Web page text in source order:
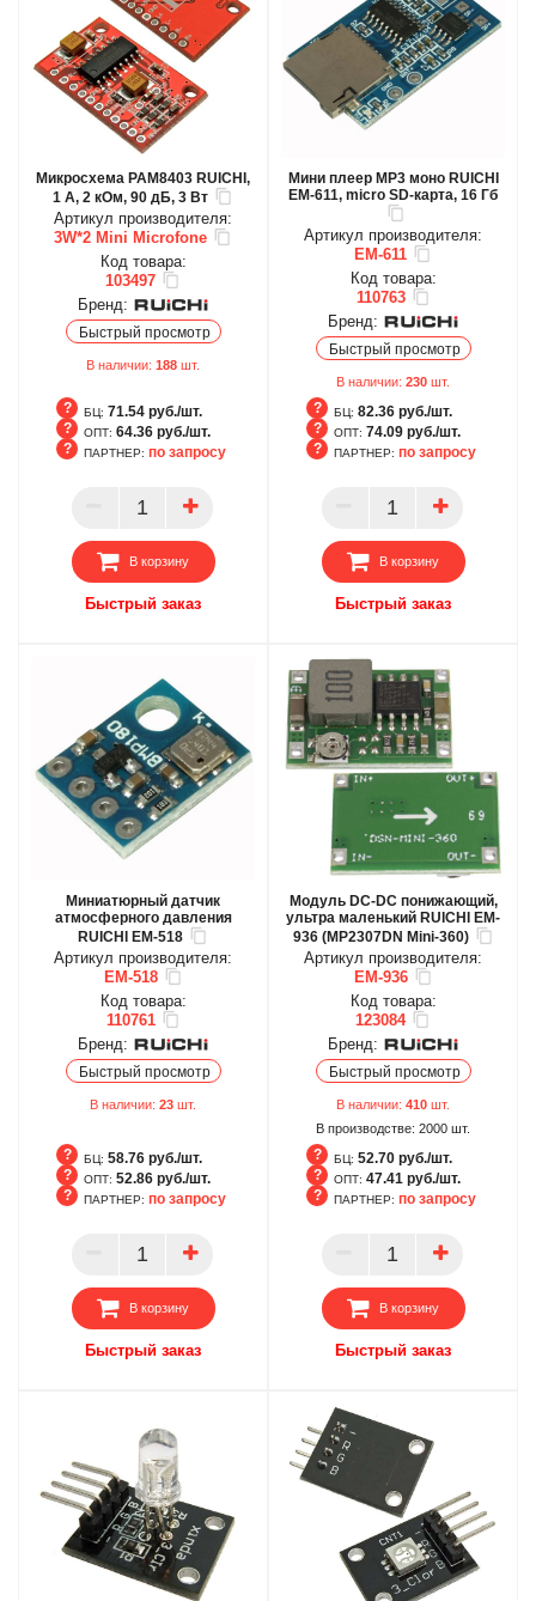
Микросхема PAM8403 RUICHI,
1 А, 2 кОм, 90 дБ, 3 Вт
Артикул производителя:
3W*2 Mini Microfone
Код товара:
103497
Бренд:
Быстрый просмотр
В наличии: 188 шт.
БЦ: 71.54 руб./шт.
ОПТ: 64.36 руб./шт.
ПАРТНЕР
ПАРТНЕР: по запросу
В корзину
Быстрый заказ
Мини плеер MP3 моно RUICHI
EM-611, micro SD-карта, 16 Гб
Артикул производителя:
EM-611
Код товара:
110763
Бренд:
Быстрый просмотр
В наличии: 230 шт.
БЦ: 82.36 руб./шт.
ОПТ: 74.09 руб./шт.
ПАРТНЕР
ПАРТНЕР: по запросу
В корзину
Быстрый заказ
Миниатюрный датчик
атмосферного давления
RUICHI EM-518
Артикул производителя:
EM-518
Код товара:
110761
Бренд:
Быстрый просмотр
В наличии: 23 шт.
БЦ: 58.76 руб./шт.
ОПТ: 52.86 руб./шт.
ПАРТНЕР
ПАРТНЕР: по запросу
В корзину
Быстрый заказ
Модуль DС-DС понижающий,
ультра маленький RUICHI EM-
936 (MP2307DN Mini-360)
Артикул производителя:
EM-936
Код товара:
123084
Бренд:
Быстрый просмотр
В наличии: 410 шт.
В производстве: 2000 шт.
БЦ: 52.70 руб./шт.
ОПТ: 47.41 руб./шт.
ПАРТНЕР
ПАРТНЕР: по запросу
В корзину
Быстрый заказ